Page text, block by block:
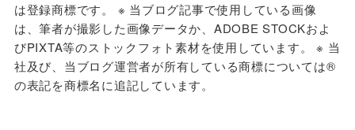
は登録商標です。 ※ 当ブログ記事で使用している画像
は、筆者が撮影した画像データか、ADOBE STOCKおよ
びPIXTA等のストックフォト素材を使用しています。 ※ 当
社及び、当ブログ運営者が所有している商標については®
の表記を商標名に追記しています。